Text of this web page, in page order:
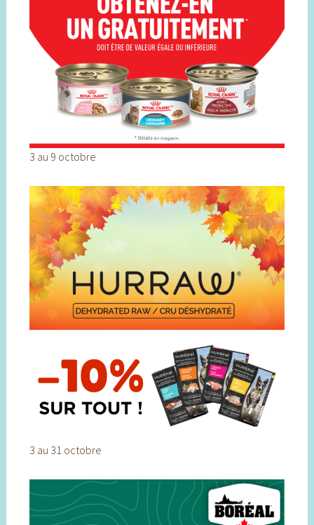
3 au 9 octobre
3 au 31 octobre